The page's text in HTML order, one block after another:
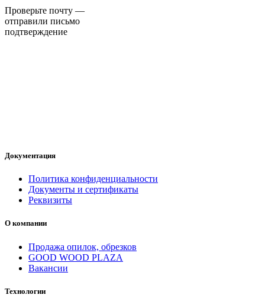
Проверьте почту —
отправили письмо
подтверждение
Документация
Политика конфиденциальности
Документы и сертификаты
Реквизиты
О компании
Продажа опилок, обрезков
GOOD WOOD PLAZA
Вакансии
Технологии